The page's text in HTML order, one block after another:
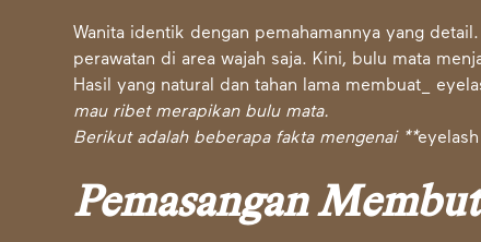
Wanita identik dengan pemahamannya yang
perawatan di area wajah saja. Kini, bulu mata
Hasil yang natural dan tahan lama membuat_
mau ribet merapikan bulu mata.
Berikut adalah beberapa fakta mengenai **
Pemasangan